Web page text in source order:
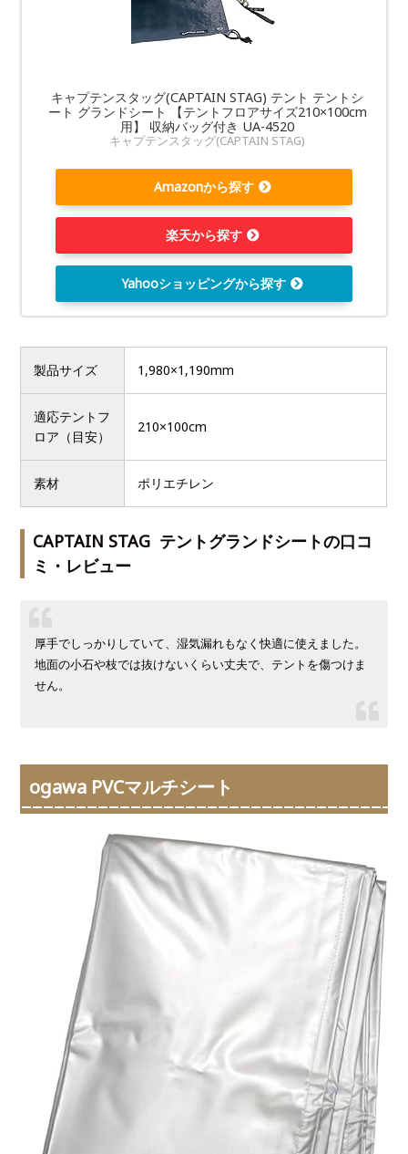
キャプテンスタッグ(CAPTAIN STAG) テント テントシ
ート グランドシート 【テントフロアサイズ210×100cm
用】 収納バッグ付き UA-4520
キャプテンスタッグ(CAPTAIN STAG)
Amazonから探す
楽天から探す
Yahooショッピングから探す
製品サイズ 1,980×1,190mm
適応テントフ
ロア（目安）
210×100cm
素材 ポリエチレン
CAPTAIN STAG テントグランドシートの口コ
ミ・レビュー
厚手でしっかりしていて、湿気漏れもなく快適に使えました。
地面の小石や枝では抜けないくらい丈夫で、テントを傷つけま
せん。
ogawa PVCマルチシート